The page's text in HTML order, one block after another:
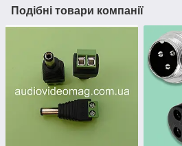
Подібні товари компанії